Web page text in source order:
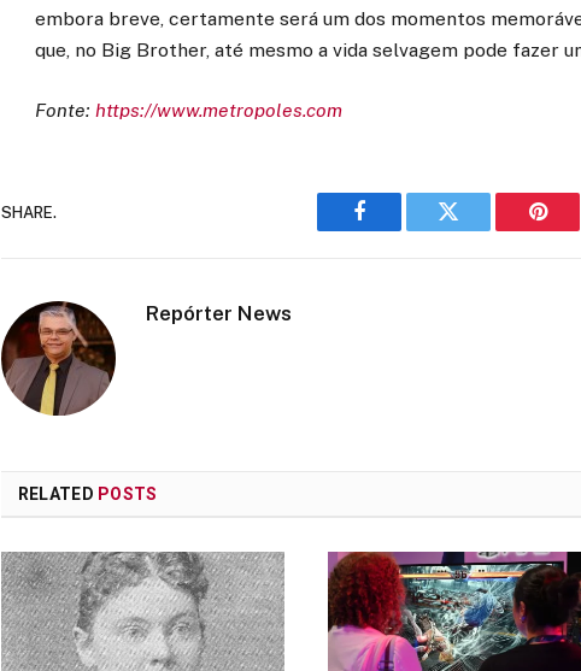
embora breve, certamente será um dos momentos
que, no Big Brother, até mesmo a vida selvagem pode fazer
Fonte: https://www.metropoles.com
SHARE.
Facebook Twitter
Repórter News
RELATED POSTS